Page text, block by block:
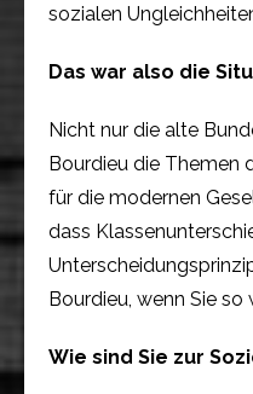
sozialen
Das war also die
Nicht nur die alte
Bourdieu die Themen
für die modernen
dass
Bourdieu, wenn Sie so
Wie sind Sie zur